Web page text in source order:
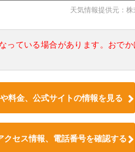
天気情報提供元：
っている場合があります。おで
料金、公式サイトの情報を見る
クセス情報、電話番号を確認する